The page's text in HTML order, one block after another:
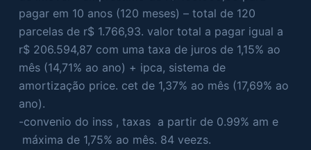
pagar em 10 anos (120 meses) – total de 120
parcelas de r$ 1.766,93. valor total a pagar igual a
r$ 206.594,87 com uma taxa de juros de 1,15% ao
mês (14,71% ao ano) + ipca, sistema de
amortização price. cet de 1,37% ao mês (17,69% ao
ano).
-convenio do inss , taxas a partir de 0.99% am e
máxima de 1,75% ao mês. 84 veezs.